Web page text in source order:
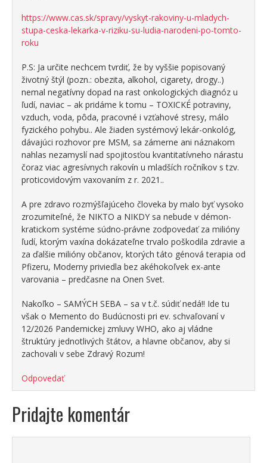
https://www.cas.sk/spravy/vyskyt-rakoviny-u-mladych-
stupa-ceska-lekarka-v-riziku-su-ludia-narodeni-po-tomto-
roku
P.S: Ja určite nechcem tvrdiť, že by vyššie popisovaný
životný štýl (pozn.: obezita, alkohol, cigarety, drogy..)
nemal negatívny dopad na rast onkologických diagnóz u
ľudí, naviac – ak pridáme k tomu – TOXICKÉ potraviny,
vzduch, voda, pôda, pracovné i vzťahové stresy, málo
fyzického pohybu.. Ale žiaden systémový lekár-onkológ,
dávajúci rozhovor pre MSM, sa zámerne ani náznakom
nahlas nezamyslí nad spojitosťou kvantitatívneho nárastu
čoraz viac agresívnych rakovín u mladších ročníkov s tzv.
proticovidovým vaxovaním z r. 2021..
A pre zdravo rozmýšľajúceho človeka by malo byť vysoko
zrozumiteľné, že NIKTO a NIKDY sa nebude v démon-
kratickom systéme súdno-právne zodpovedať za milióny
ľudí, ktorým vaxína dokázateľne trvalo poškodila zdravie a
za ďalšie milióny občanov, ktorých táto génová terapia od
Pfizeru, Moderny priviedla bez akéhokoľvek ex-ante
varovania – predčasne na Onen Svet.
Nakoľko – SAMÝCH SEBA – sa v t.č. súdiť nedá!! Ide tu
však o Memento do Budúcnosti pri ev. schvaľovaní v
12/2026 Pandemickej zmluvy WHO, ako aj vládne
štruktúry jednotlivých štátov, a hlavne občanov, aby si
zachovali v sebe Zdravý Rozum!
Odpovedať
Pridajte komentár